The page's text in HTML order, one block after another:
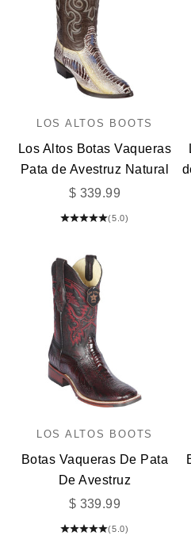
LOS ALTOS BOOTS
Los Altos Botas Vaqueras
Pata de Avestruz Natural
Precio de oferta
$ 339.99
(5.0)
LOS ALTOS BOOTS
Botas Vaqueras De Pata
De Avestruz
Precio de oferta
$ 339.99
(5.0)